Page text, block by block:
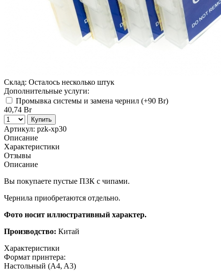
Склад: Осталось несколько штук
Дополнительные услуги:
Промывка системы и замена чернил (+90 Br)
40,74 Br
Купить
Артикул: pzk-xp30
Описание
Характеристики
Отзывы
Описание
Вы покупаете пустые ПЗК с чипами.
Чернила приобретаются отдельно.
Фото носит иллюстративный характер.
Производство: Китай
Характеристики
Формат принтера:
Настольный (A4, A3)